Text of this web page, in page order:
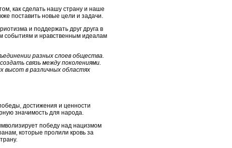
как сделать нашу страну и наше
поставить новые цели и задачи.
и поддержать друг друга в
событиям и нравственным идеалам
разных слоев общества.
связь между поколениями.
высот в различных областях
достижения и ценности
значимость для народа.
победу над нацизмом
которые пролили кровь за